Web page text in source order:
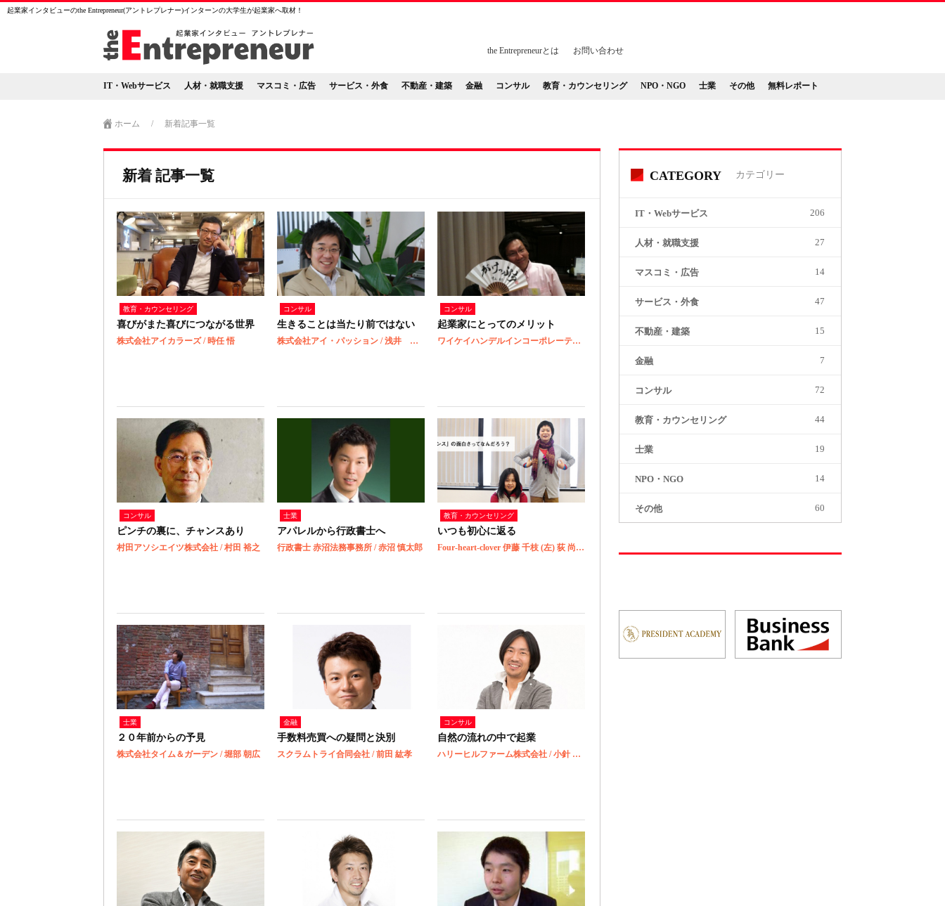
起業家インタビューのthe Entrepreneur(アントレプレナー)インターンの大学生が起業家へ取材！
お問い合わせ
the Entrepreneurとは
IT・Webサービス 人材・就職支援 マスコミ・広告 サービス・外食 不動産・建築 金融 コンサル 教育・カウンセリング NPO・NGO 士業 その他 無料レポート
ホーム / 新着記事一覧
新着 記事一覧
教育・カウンセリング
喜びがまた喜びにつながる世界
株式会社アイカラーズ / 時任 悟
コンサル
生きることは当たり前ではない
株式会社アイ・パッション / 浅井 慎吾
コンサル
起業家にとってのメリット
ワイケイハンデルインコーポレーテッド / 上方 陽一郎
コンサル
ピンチの裏に、チャンスあり
村田アソシエイツ株式会社 / 村田 裕之
士業
アパレルから行政書士へ
行政書士 赤沼法務事務所 / 赤沼 慎太郎
教育・カウンセリング
いつも初心に返る
Four-heart-clover 伊藤 千枝 (左) 荻 尚子 (右)
士業
２０年前からの予見
株式会社タイム＆ガーデン / 堀部 朝広
金融
手数料売買への疑問と決別
スクラムトライ合同会社 / 前田 紘孝
コンサル
自然の流れの中で起業
ハリーヒルファーム株式会社 / 小針 一浩
CATEGORY カテゴリー
IT・Webサービス 206
人材・就職支援 27
マスコミ・広告 14
サービス・外食 47
不動産・建築 15
金融 7
コンサル 72
教育・カウンセリング 44
士業 19
NPO・NGO 14
その他 60